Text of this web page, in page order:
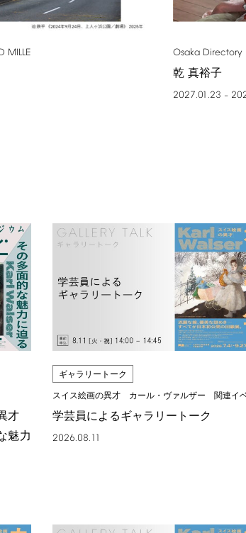
MILLE Osaka Directory
乾 真裕子
2027.01.23 –
才
魅力
ギャラリートーク
スイス絵画の異才 カール・ヴァルザー 関連イ
学芸員によるギャラリートーク
2026.08.11